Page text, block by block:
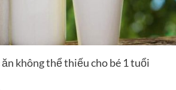
không thể thiếu cho bé 1 tuổi